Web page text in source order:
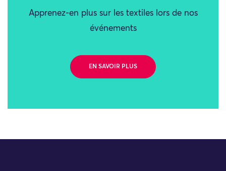
Apprenez-en plus sur les textiles lors de nos
événements
EN SAVOIR PLUS